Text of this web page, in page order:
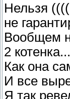
Нельзя
не
Вообщем
2
Как она
И все
Я так